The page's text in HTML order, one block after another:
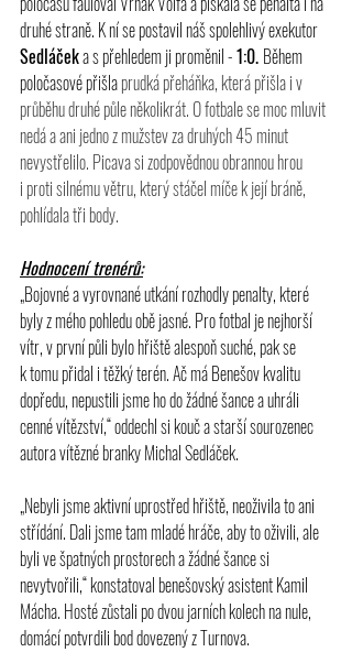
druhé straně. K ní se postavil náš spolehlivý exekutor
Sedláček a s přehledem ji proměnil - 1:0. Během
poločasové přišla prudká přeháňka, která přišla i v
průběhu druhé půle několikrát. O fotbale se moc mluvit
nedá a ani jedno z mužstev za druhých 45 minut
nevystřelilo. Picava si zodpovědnou obrannou hrou
i proti silnému větru, který stáčel míče k její bráně,
pohlídala tři body.
Hodnocení trenérů:
„Bojovné a vyrovnané utkání rozhodly penalty, které
byly z mého pohledu obě jasné. Pro fotbal je nejhorší
vítr, v první půli bylo hřiště alespoň suché, pak se
k tomu přidal i těžký terén. Ač má Benešov kvalitu
dopředu, nepustili jsme ho do žádné šance a uhráli
cenné vítězství,“ oddechl si kouč a starší sourozenec
autora vítězné branky Michal Sedláček.
„Nebyli jsme aktivní uprostřed hřiště, neoživila to ani
střídání. Dali jsme tam mladé hráče, aby to oživili, ale
byli ve špatných prostorech a žádné šance si
nevytvořili,“ konstatoval benešovský asistent Kamil
Mácha. Hosté zůstali po dvou jarních kolech na nule,
domácí potvrdili bod dovezený z Turnova.